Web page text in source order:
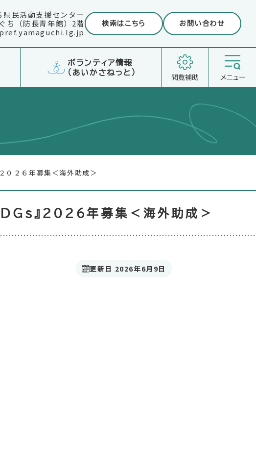
県民活動支援センター
ち（防長青年館）2階
検索はこちら お問い合わせ
ボランティア情報
（あいかさねっと）
閲覧補助 メニュー
２６年募集＜海外助成＞
Ｇs』２０２６年募集＜海外助成＞
更新日 2026年6月9日